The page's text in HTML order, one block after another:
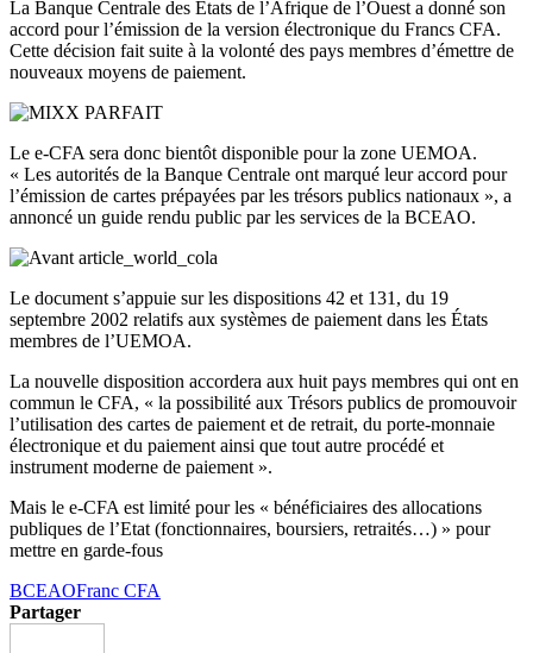
La Banque Centrale des États de l’Afrique de l’Ouest a donné son
accord pour l’émission de la version électronique du Francs CFA.
Cette décision fait suite à la volonté des pays membres d’émettre de
nouveaux moyens de paiement.
Le e-CFA sera donc bientôt disponible pour la zone UEMOA.
« Les autorités de la Banque Centrale ont marqué leur accord pour
l’émission de cartes prépayées par les trésors publics nationaux », a
annoncé un guide rendu public par les services de la BCEAO.
Le document s’appuie sur les dispositions 42 et 131, du 19
septembre 2002 relatifs aux systèmes de paiement dans les États
membres de l’UEMOA.
La nouvelle disposition accordera aux huit pays membres qui ont en
commun le CFA, « la possibilité aux Trésors publics de promouvoir
l’utilisation des cartes de paiement et de retrait, du porte-monnaie
électronique et du paiement ainsi que tout autre procédé et
instrument moderne de paiement ».
Mais le e-CFA est limité pour les « bénéficiaires des allocations
publiques de l’Etat (fonctionnaires, boursiers, retraités…) » pour
mettre en garde-fous
BCEAOFranc CFA
Partager